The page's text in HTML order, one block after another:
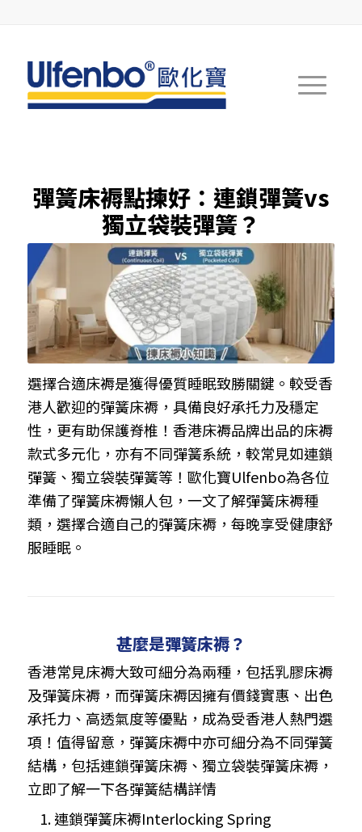
彈簧床褥點揀好：連鎖彈簧vs
獨立袋裝彈簧？
選擇合適床褥是獲得優質睡眠致勝關鍵。較受香
港人歡迎的彈簧床褥，具備良好承托力及穩定
性，更有助保護脊椎！香港床褥品牌出品的床褥
款式多元化，亦有不同彈簧系統，較常見如連鎖
彈簧、獨立袋裝彈簧等！歐化寶Ulfenbo為各位
準備了彈簧床褥懶人包，一文了解彈簧床褥種
類，選擇合適自己的彈簧床褥，每晚享受健康舒
服睡眠。
甚麼是彈簧床褥？
香港常見床褥大致可細分為兩種，包括乳膠床褥
及彈簧床褥，而彈簧床褥因擁有價錢實惠、出色
承托力、高透氣度等優點，成為受香港人熱門選
項！值得留意，彈簧床褥中亦可細分為不同彈簧
結構，包括連鎖彈簧床褥、獨立袋裝彈簧床褥，
立即了解一下各彈簧結構詳情
連鎖彈簧床褥Interlocking Spring